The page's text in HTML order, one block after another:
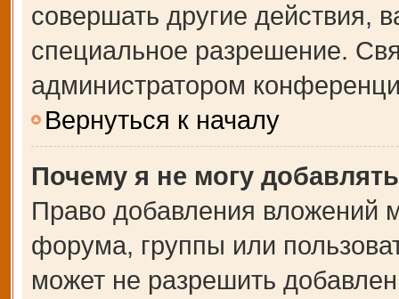
совершать другие действия,
специальное разрешение.
администратором
Вернуться к началу
Почему я не могу
Право добавления вложений
форума, группы или
может не разрешить